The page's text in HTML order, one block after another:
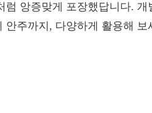
앙증맞게 포장했답니다. 개
주까지, 다양하게 활용해